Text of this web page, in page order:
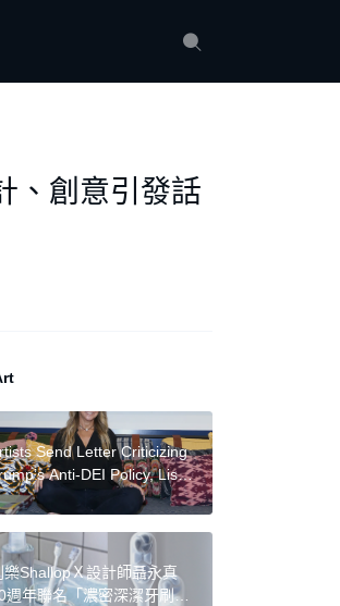
、創意引發話
Send Letter Criticizing
Anti-DEI Policy, Lisa
Regrets, Frieze New
Releases Gallery List:
Links for
19, 2025
樂ShallopＸ設計師聶永真
週年聯名「濃密深潔牙刷」